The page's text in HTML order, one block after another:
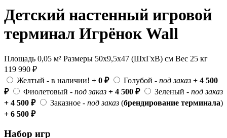
Детский настенный игровой
терминал Игрёнок Wall
Площадь 0,05 м² Размеры 50х9,5x47 (ШхГхВ) см Вес 25 кг
119 990 ₽
Желтый - в наличии! + 0 ₽ Голубой - под заказ + 4 500
₽
Фиолетовый - под заказ + 4 500 ₽ Зеленый - под заказ
+ 4 500 ₽
Заказное - под заказ (брендирование терминала)
+ 6 500 ₽
Набор игр